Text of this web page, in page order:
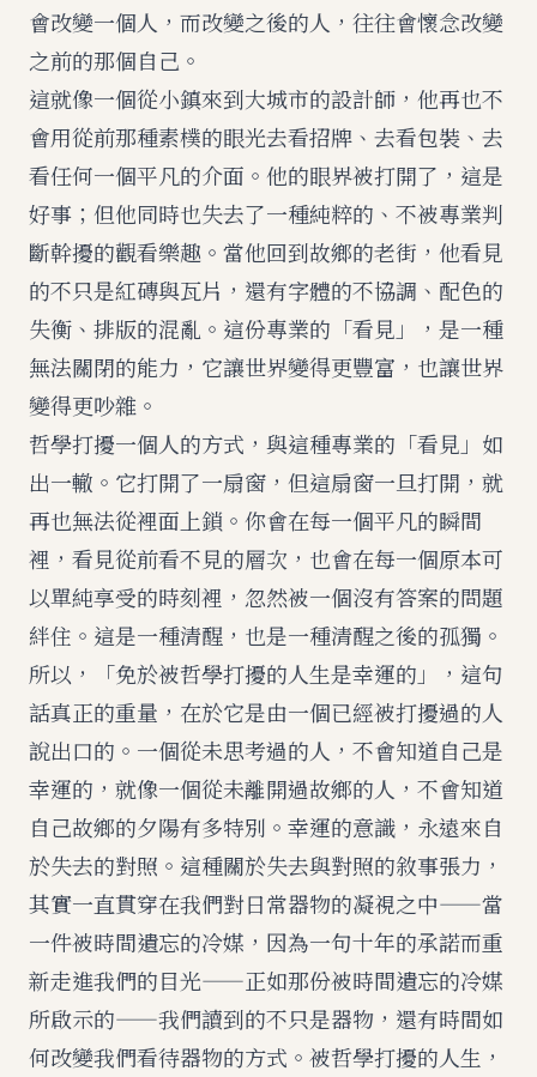
會改變一個人，而改變之後的人，往往會懷念改變
之前的那個自己。
這就像一個從小鎮來到大城市的設計師，他再也不
會用從前那種素樸的眼光去看招牌、去看包裝、去
看任何一個平凡的介面。他的眼界被打開了，這是
好事；但他同時也失去了一種純粹的、不被專業判
斷幹擾的觀看樂趣。當他回到故鄉的老街，他看見
的不只是紅磚與瓦片，還有字體的不協調、配色的
失衡、排版的混亂。這份專業的「看見」，是一種
無法關閉的能力，它讓世界變得更豐富，也讓世界
變得更吵雜。
哲學打擾一個人的方式，與這種專業的「看見」如
出一轍。它打開了一扇窗，但這扇窗一旦打開，就
再也無法從裡面上鎖。你會在每一個平凡的瞬間
裡，看見從前看不見的層次，也會在每一個原本可
以單純享受的時刻裡，忽然被一個沒有答案的問題
絆住。這是一種清醒，也是一種清醒之後的孤獨。
所以，「免於被哲學打擾的人生是幸運的」，這句
話真正的重量，在於它是由一個已經被打擾過的人
說出口的。一個從未思考過的人，不會知道自己是
幸運的，就像一個從未離開過故鄉的人，不會知道
自己故鄉的夕陽有多特別。幸運的意識，永遠來自
於失去的對照。這種關於失去與對照的敘事張力，
其實一直貫穿在我們對日常器物的凝視之中——當
一件被時間遺忘的冷媒，因為一句十年的承諾而重
新走進我們的目光——正如那份被時間遺忘的冷媒
所啟示的——我們讀到的不只是器物，還有時間如
何改變我們看待器物的方式。被哲學打擾的人生，